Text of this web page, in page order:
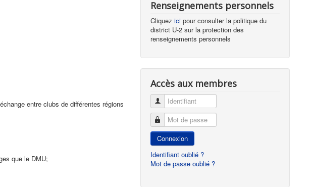
entre clubs de différentes régions
que le DMU;
Renseignements personnels
Cliquezici pour consulter la politique du
district U-2 sur la protection des
renseignements personnels
Accès aux membres
Identifiant
Mot de passe
Connexion
Identifiant oublié ?
Mot de passe oublié ?